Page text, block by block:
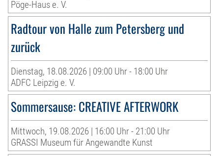
Pöge-Haus e. V.
Radtour von Halle zum Petersberg und
zurück
Dienstag, 18.08.2026 | 09:00 Uhr - 18:00 Uhr
ADFC Leipzig e. V.
Sommersause: CREATIVE AFTERWORK
Mittwoch, 19.08.2026 | 16:00 Uhr - 21:00 Uhr
GRASSI Museum für Angewandte Kunst